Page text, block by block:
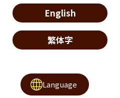
English
繁体字
Language